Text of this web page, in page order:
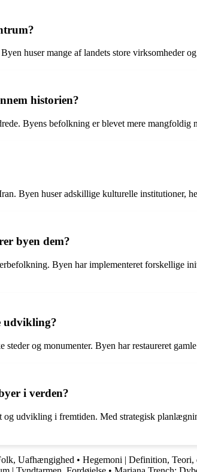
huser mange af landets store virksomheder
historien?
Byens befolkning er blevet mere mangfoldig
Byen huser adskillige kulturelle institutioner,
byen dem?
Byen har implementeret forskellige
udvikling?
og monumenter. Byen har restaureret
i verden?
udvikling i fremtiden. Med strategisk
Uafhængighed • Hegemoni | Definition, Teori,